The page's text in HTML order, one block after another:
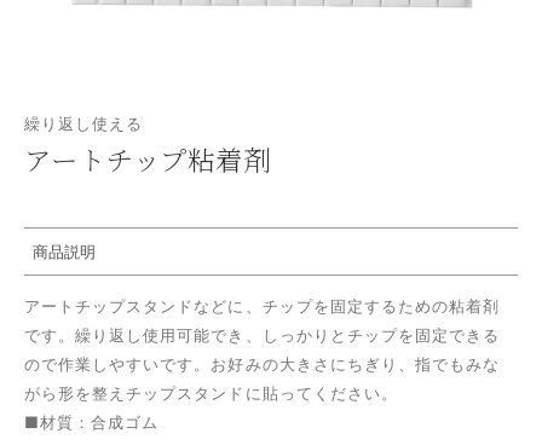
繰り返し使える
アートチップ粘着剤
商品説明
アートチップスタンドなどに、チップを固定するための粘着剤
です。繰り返し使用可能でき、しっかりとチップを固定できる
ので作業しやすいです。 お好みの大きさにちぎり、指でもみな
がら形を整えチップスタンドに貼ってください。
■材質：合成ゴム